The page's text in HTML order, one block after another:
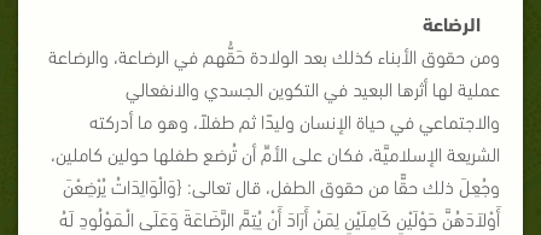
الرضاعة
ومن حقوق الأبناء كذلك بعد الولادة حَقُّهم في الرضاعة، والرضاعة
عملية لها أثرها البعيد في التكوين الجسدي والانفعالي
والاجتماعي في حياة الإنسان وليدًا ثم طفلاً، وهو ما أدركته
الشريعة الإسلاميَّة، فكان على الأمِّ أن تُرضع طفلها حولين كاملين،
وجُعِلَ ذلك حقًّا من حقوق الطفل، قال تعالى: {وَالْوَالِدَاتُ يُرْضِعْنَ
أَوْلاَدَهُنَّ حَوْلَيْنِ كَامِلَيْنِ لِمَنْ أَرَادَ أَنْ يُتِمَّ الرَّضَاعَةَ وَعَلَى الْـمَوْلُودِ لَهُ